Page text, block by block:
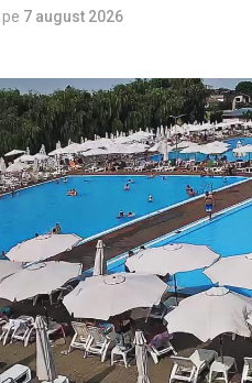
pe 7 august 2026